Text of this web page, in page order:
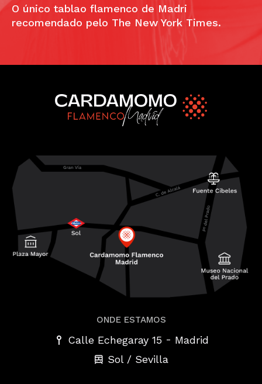
O único tablao flamenco de Madri
recomendado pelo The New York Times.
ONDE ESTAMOS
Calle Echegaray 15 - Madrid
Sol / Sevilla